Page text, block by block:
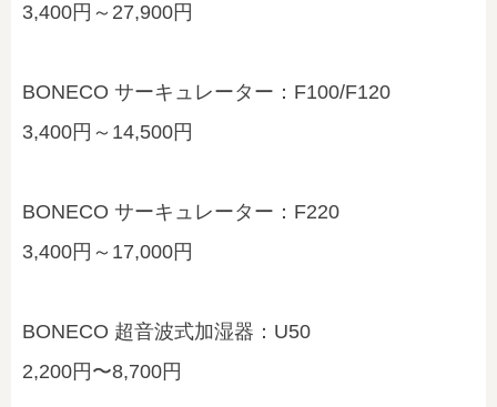
3,400円～27,900円
BONECO サーキュレーター：F100/F120
3,400円～14,500円
BONECO サーキュレーター：F220
3,400円～17,000円
BONECO 超音波式加湿器：U50
2,200円〜8,700円